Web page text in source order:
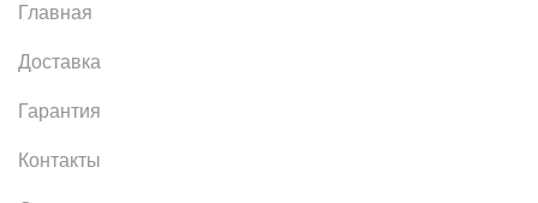
Главная
Доставка
Гарантия
Контакты